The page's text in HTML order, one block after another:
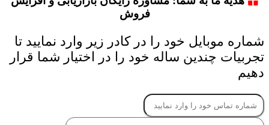
فروش
شماره موبایل خود را در کادر زیر وارد نمایید تا
تجربیات چندین ساله خود را در اختیار شما قرار
دهیم